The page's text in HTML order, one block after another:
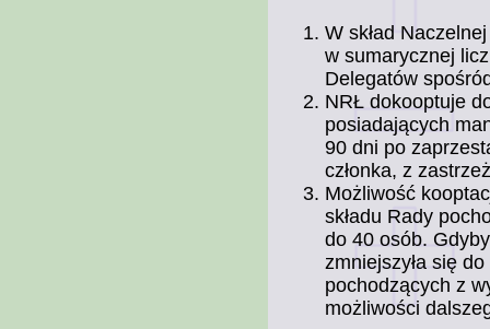
W skład
w sumarycznej
Delegatów
NRŁ dokooptuje
posiadających
90 dni po
członka, z
Możliwość
składu Rady
do 40 osób.
zmniejszyła się
pochodzących z
możliwości